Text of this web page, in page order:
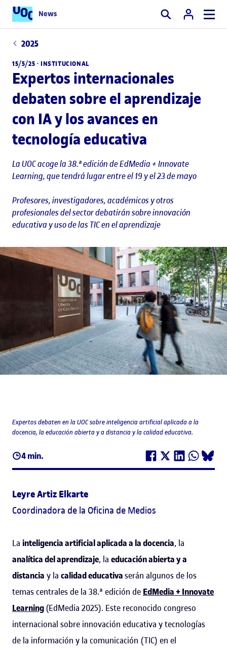
News Buscar
2025
15/5/25 · INSTITUCIONAL
Expertos internacionales
debaten sobre el aprendizaje
con IA y los avances en
tecnología educativa
La UOC acoge la 38.ª edición de EdMedia + Innovate
Learning, que tendrá lugar entre el 19 y el 23 de mayo
Profesores, investigadores, académicos y otros
profesionales del sector debatirán sobre innovación
educativa y uso de las TIC en el aprendizaje
4 min.
Expertos debaten en la UOC sobre inteligencia artificial aplicada a la
docencia, la educación abierta y a distancia y la calidad educativa.
Leyre Artiz Elkarte
Coordinadora de la Oficina de Medios
La inteligencia artificial aplicada a la docencia, la
analítica del aprendizaje, la educación abierta y a
distancia y la calidad educativaserán algunos de los
temas centrales de la 38.ª edición de EdMedia + Innovate
Learning(EdMedia 2025). Este reconocido congreso
internacional sobre innovación educativa y tecnologías
de la información y la comunicación (TIC) en el